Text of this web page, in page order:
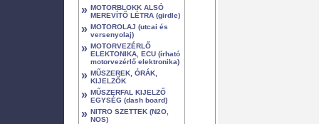
» MOTORBLOKK ALSÓ
MEREVÍTŐ LÉTRA (girdle)
» MOTOROLAJ (utcai és
versenyolaj)
» MOTORVEZÉRLŐ
ELEKTONIKA, ECU (írható
motorvezérlő elektronika)
» MŰSZEREK, ÓRÁK,
KIJELZŐK
» MŰSZERFAL KIJELZŐ
EGYSÉG (dash board)
» NITRO SZETTEK (N2O,
NOS)